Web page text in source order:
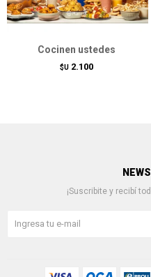
Cocinen ustedes
$U 2.100
¡Suscribite y recibí